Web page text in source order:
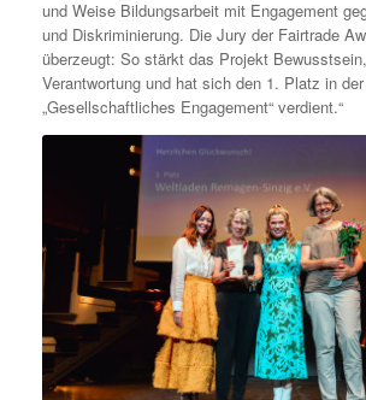
und Weise Bildungsarbeit mit Engagement
und Diskriminierung. Die Jury der Fairtrade
überzeugt: So stärkt das Projekt
Verantwortung und hat sich den 1. Platz in
„Gesellschaftliches Engagement“ verdient.“